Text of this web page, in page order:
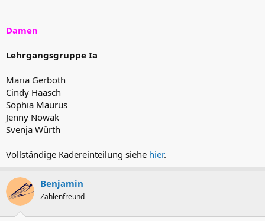
Damen
Lehrgangsgruppe Ia
Maria Gerboth
Cindy Haasch
Sophia Maurus
Jenny Nowak
Svenja Würth
Vollständige Kadereinteilung siehe hier.
Benjamin
Zahlenfreund